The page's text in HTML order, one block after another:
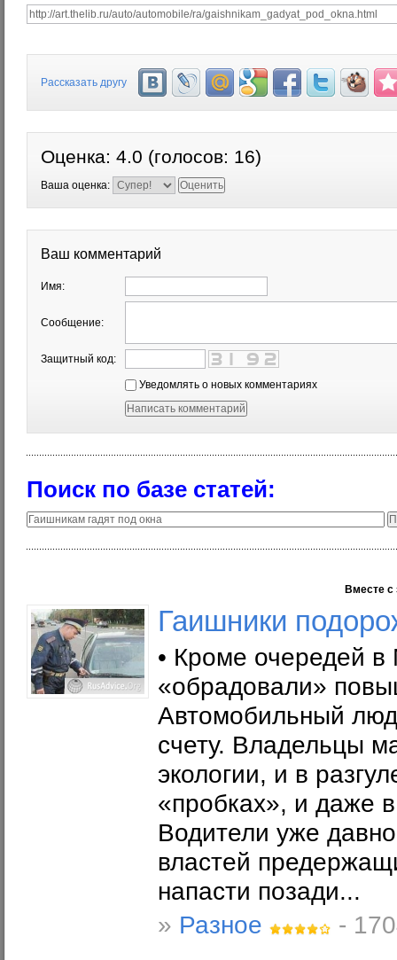
Рассказать другу
Оценка: 4.0 (голосов: 16)
Ваша оценка:
Ваш комментарий
Имя:
Сообщение:
Защитный код:
Уведомлять о новых комментариях
Поиск по базе статей:
Вместе с
Гаишники
• Кроме очередей
«обрадовали»
Автомобильный
счету. Владельцы
экологии, и в
«пробках», и даже
Водители уже
властей
напасти позади...
» Разное -